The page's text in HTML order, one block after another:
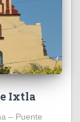
Ixtla
– Puente